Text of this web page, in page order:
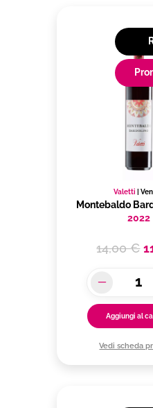
Valetti
Montebaldo
2022
14,00 €
Aggiungi al
Vedi scheda